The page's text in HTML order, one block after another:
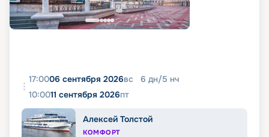
17:0006 сентября 2026вс 6 дн/5 нч
10:0011 сентября 2026пт
Алексей Толстой
КОМФОРТ